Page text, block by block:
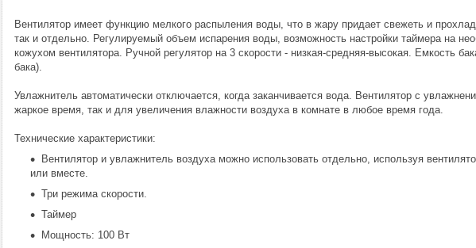
Вентилятор имеет функцию мелкого распыления воды, что в жару придает свежеть и
так и отдельно. Регулируемый объем испарения воды, возможность настройки таймера на
кожухом вентилятора. Ручной регулятор на 3 скорости - низкая-средняя-высокая. Емкость
бака).
Увлажнитель автоматически отключается, когда заканчивается вода. Вентилятор с
жаркое время, так и для увеличения влажности воздуха в комнате в любое время года.
Технические характеристики:
Вентилятор и увлажнитель воздуха можно использовать отдельно, используя
или вместе.
Три режима скорости.
Таймер
Мощность: 100 Вт